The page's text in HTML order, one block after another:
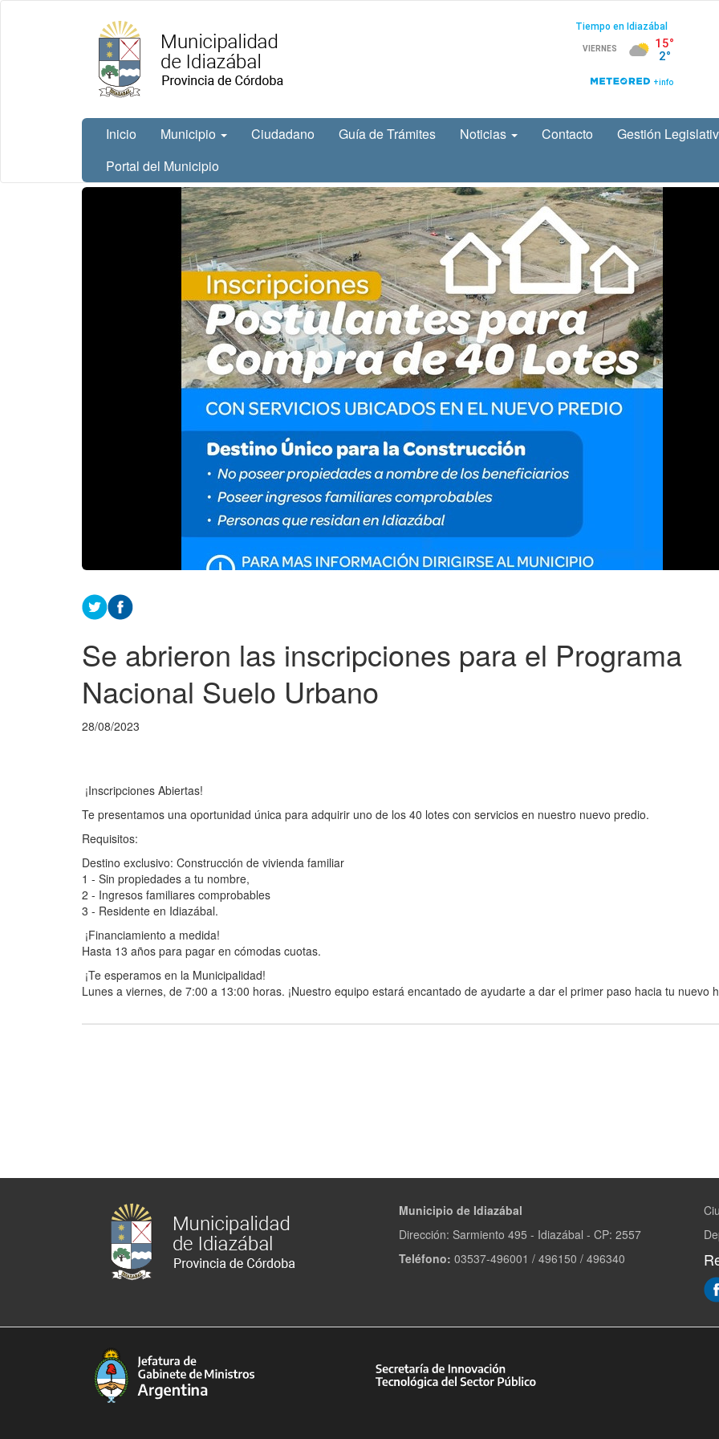
Municipalidad
de Idiazábal
Inicio Municipio Ciudadano Guía de Trámites Noticias Contacto Gestión
Portal del Municipio
Contenido
principal
Se abrieron las inscripciones para el Programa
Nacional Suelo Urbano
28/08/2023
¡Inscripciones Abiertas!
Te presentamos una oportunidad única para adquirir uno de los 40 lotes con servicios en nuestro nuevo predio.
Requisitos:
Destino exclusivo: Construcción de vivienda familiar
1 - Sin propiedades a tu nombre,
2 - Ingresos familiares comprobables
3 - Residente en Idiazábal.
¡Financiamiento a medida!
Hasta 13 años para pagar en cómodas cuotas.
¡Te esperamos en la Municipalidad!
Lunes a viernes, de 7:00 a 13:00 horas. ¡Nuestro equipo estará encantado de ayudarte a dar el primer paso hacia tu nuevo
Municipio de Idiazábal
Dirección: Sarmiento 495 - Idiazábal - CP: 2557
Teléfono: 03537-496001 / 496150 / 496340